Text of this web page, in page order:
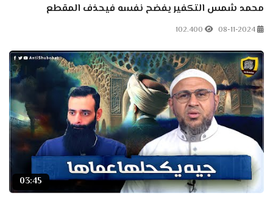
محمد شمس التكفير يفضح نفسه فيحذف المقطع
08-11-2024
102.400
03:45